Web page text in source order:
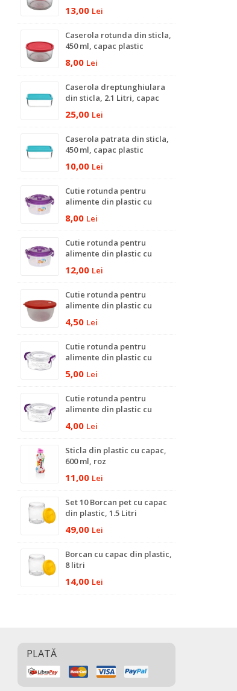
13,00 Lei
Caserola rotunda din sticla,
450 ml, capac plastic
8,00 Lei
Caserola dreptunghiulara
din sticla, 2.1 Litri, capac
25,00 Lei
Caserola patrata din sticla,
450 ml, capac plastic
10,00 Lei
Cutie rotunda pentru
alimente din plastic cu
8,00 Lei
Cutie rotunda pentru
alimente din plastic cu
12,00 Lei
Cutie rotunda pentru
alimente din plastic cu
4,50 Lei
Cutie rotunda pentru
alimente din plastic cu
5,00 Lei
Cutie rotunda pentru
alimente din plastic cu
4,00 Lei
Sticla din plastic cu capac,
600 ml, roz
11,00 Lei
Set 10 Borcan pet cu capac
din plastic, 1.5 Litri
49,00 Lei
Borcan cu capac din plastic,
8 litri
14,00 Lei
PLATĂ